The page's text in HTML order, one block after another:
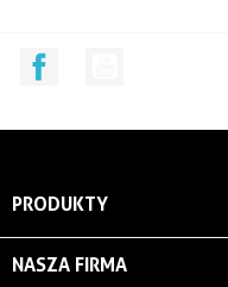
PRODUKTY
NASZA FIRMA